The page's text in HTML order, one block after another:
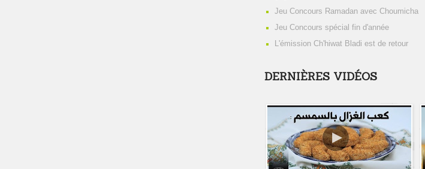
Jeu Concours Ramadan avec Choumicha
Jeu Concours spécial fin d'année
L'émission Ch'hiwat Bladi est de retour
DERNIÈRES VIDÉOS